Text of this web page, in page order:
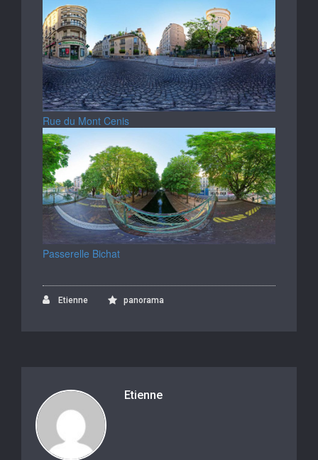
Rue du Mont Cenis
Passerelle Bichat
Etienne panorama
Etienne